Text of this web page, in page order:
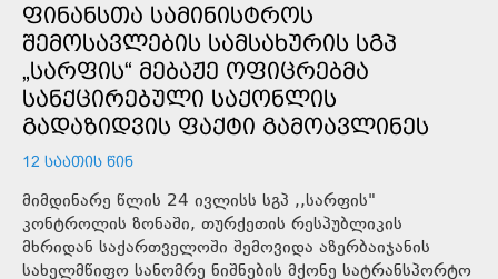
ᲤᲘᲜᲐᲜᲡᲗᲐ ᲡᲐᲛᲘᲜᲘᲡᲢᲠᲝᲡ
ᲨᲔᲛᲝᲡᲐᲕᲚᲔᲑᲘᲡ ᲡᲐᲛᲡᲐᲮᲣᲠᲘᲡ ᲡᲒᲞ
„ᲡᲐᲠᲤᲘᲡ“ ᲛᲔᲑᲐᲟᲔ ᲝᲤᲘᲪᲠᲔᲑᲛᲐ
ᲡᲐᲜᲥᲪᲘᲠᲔᲑᲣᲚᲘ ᲡᲐᲥᲝᲜᲚᲘᲡ
ᲒᲐᲓᲐᲖᲘᲓᲕᲘᲡ ᲤᲐᲥᲢᲘ ᲒᲐᲛᲝᲐᲕᲚᲘᲜᲔᲡ
12 ᲡᲐᲐᲗᲘᲡ ᲬᲘᲜ
მიმდინარე წლის 24 ივლისს სგპ ,,სარფის"
კონტროლის ზონაში, თურქეთის რესპუბლიკის
მხრიდან საქართველოში შემოვიდა აზერბაიჯანის
სახელმწიფო სანომრე ნიშნების მქონე სატრანსპორტო